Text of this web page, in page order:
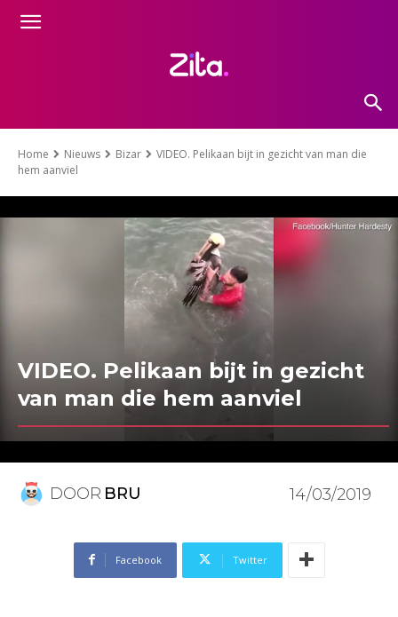
Home Nieuws Bizar
VIDEO. Pelikaan bijt in gezicht van man die
hem aanviel
VIDEO. Pelikaan bijt in gezicht
van man die hem aanviel
DOOR BRU 14/03/2019
Facebook Twitter